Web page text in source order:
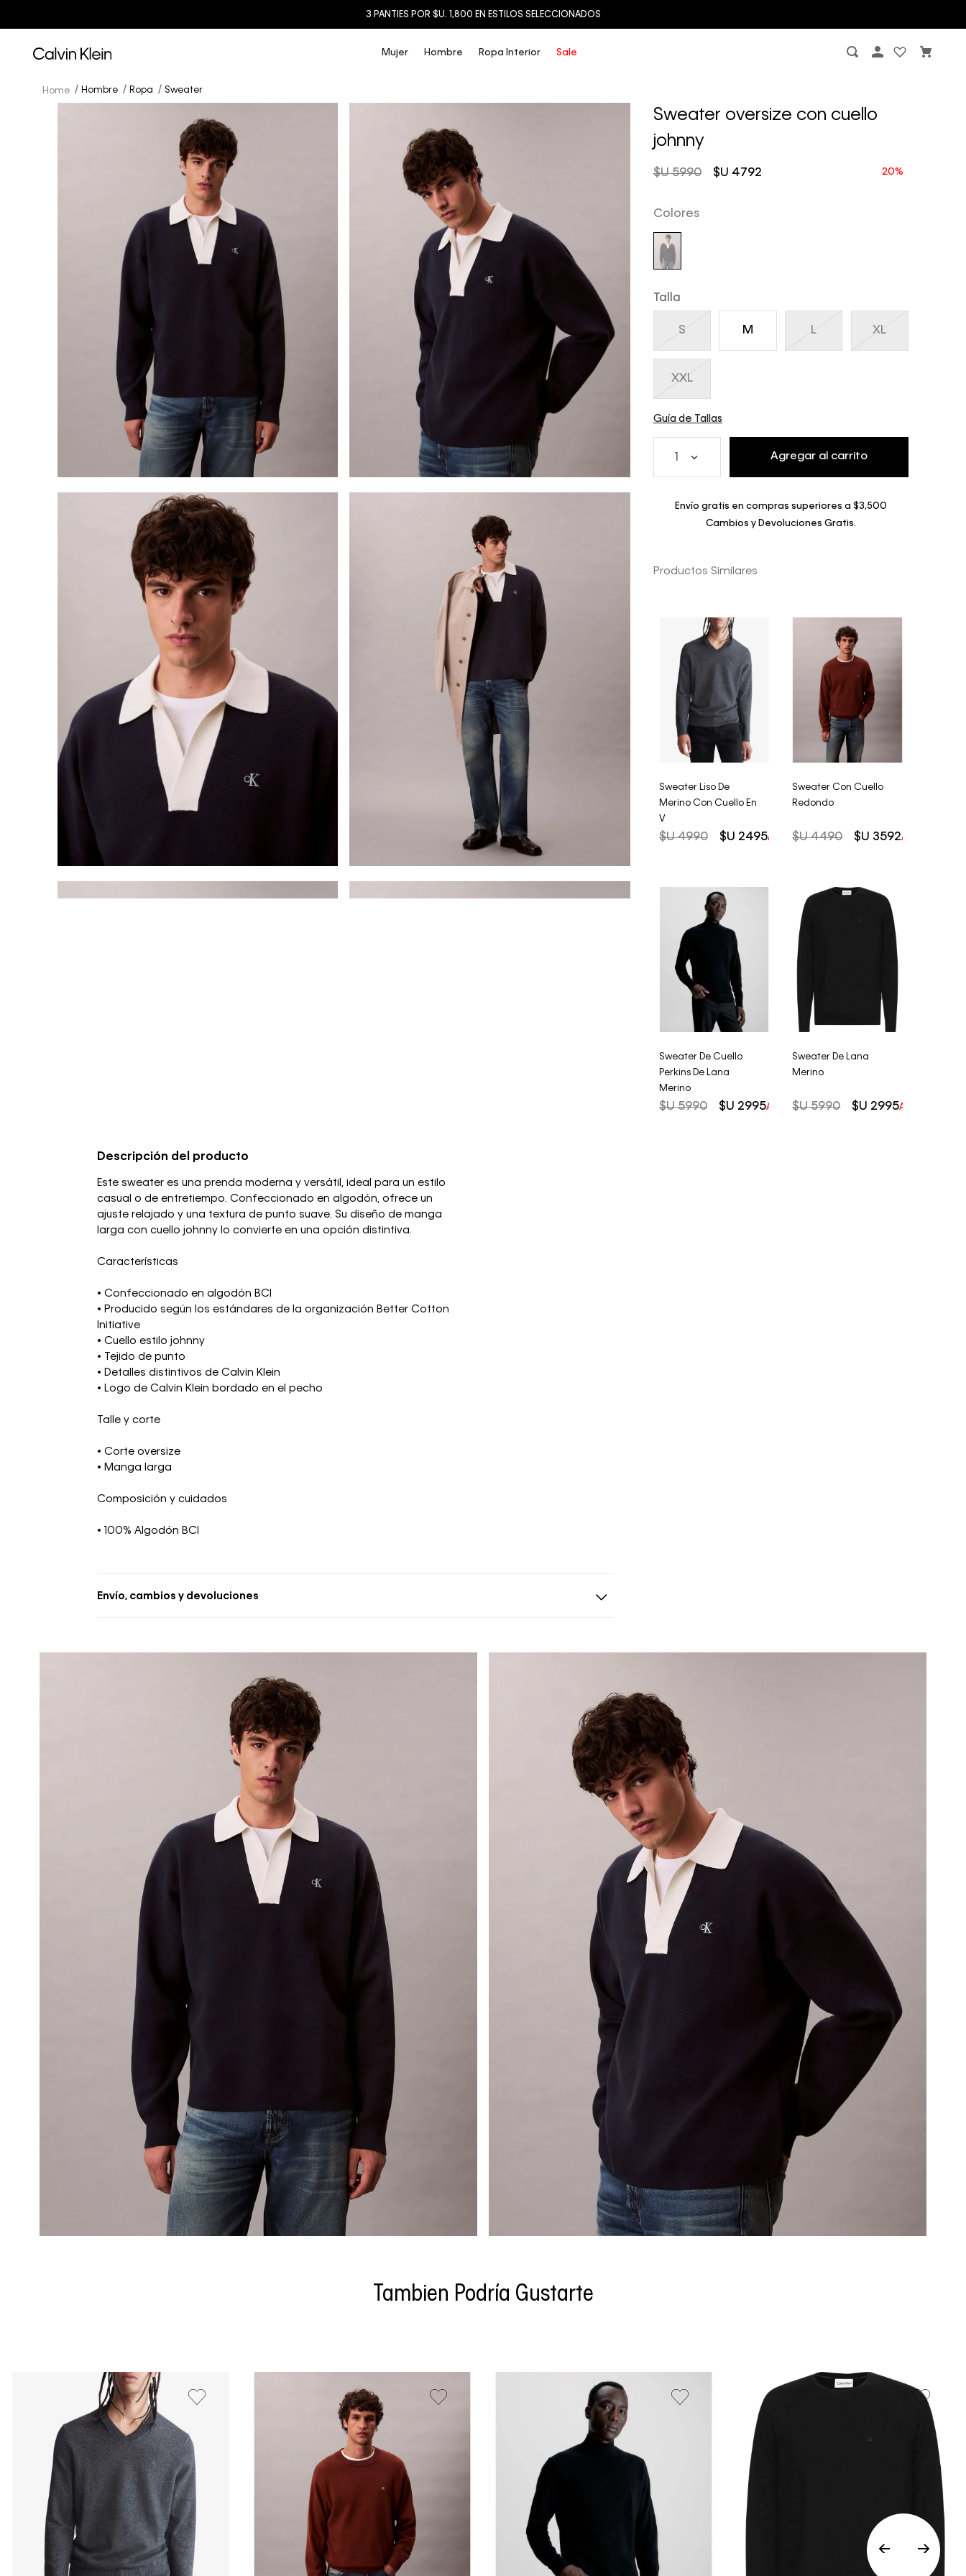
3 PANTIES POR $U. 1,800 EN ESTILOS SELECCIONADOS
Mujer Hombre Ropa Interior Sale
Hombre Ropa Sweater
Sweater oversize con cuello
johnny
$U 4792
$U 5990
Colores
Talla
S M L XL
XXL
Guía de Tallas
Agregar al carrito
Envío gratis en compras superiores a $3,500
Cambios y Devoluciones Gratis.
Productos Similares
Sweater Liso De
Merino Con Cuello En
V
$U 4990 $U 2495AHORRO DEL50%
Sweater Con Cuello
Redondo
$U 4490 $U 3592AHORRO DEL
Sweater De Cuello
Perkins De Lana
Merino
$U 5990 $U 2995AHORRO DEL50%
Sweater De Lana
Merino
$U 5990 $U 2995AHORRO DEL
Descripción del producto
Este sweater es una prenda moderna y versátil, ideal para un estilo
casual o de entretiempo. Confeccionado en algodón, ofrece un
ajuste relajado y una textura de punto suave. Su diseño de manga
larga con cuello johnny lo convierte en una opción distintiva.
Características
• Confeccionado en algodón BCI
• Producido según los estándares de la organización Better Cotton
Initiative
• Cuello estilo johnny
• Tejido de punto
• Detalles distintivos de Calvin Klein
• Logo de Calvin Klein bordado en el pecho
Talle y corte
• Corte oversize
• Manga larga
Composición y cuidados
• 100% Algodón BCI
Envío, cambios y devoluciones
• El tiempo de reembolso de dinero varía según el método de pago y tu entidad bancaria,
pudiendo tomar hasta 10 días hábiles.
• El plazo para la devolución de compra por derecho a retracto es de hasta 10 días contados
desde la recepción del producto.
Tambien Podría Gustarte